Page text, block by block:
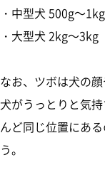
・中型犬 500g～1kg
・大型犬 2kg～3kg
なお、ツボは犬の
犬がうっとりと気
んど同じ位置にあ
う。